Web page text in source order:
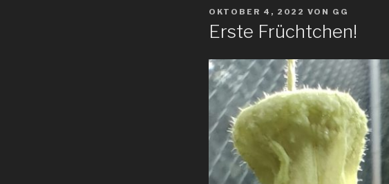
VERÖFFENTLICHT
OKTOBER 4, 2022 VON GG
Erste Früchtchen!